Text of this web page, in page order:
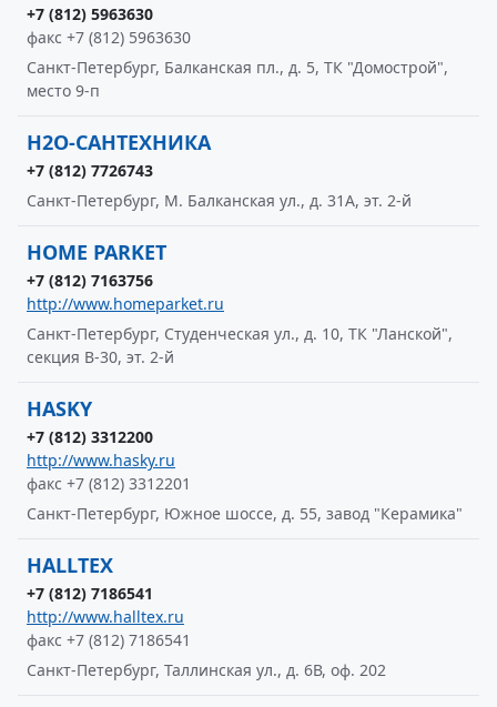
+7 (812) 5963630
факс +7 (812) 5963630
Санкт-Петербург, Балканская пл., д. 5, ТК "Домострой",
место 9-п
H2O-САНТЕХНИКА
+7 (812) 7726743
Санкт-Петербург, М. Балканская ул., д. 31А, эт. 2-й
HOME PARKET
+7 (812) 7163756
http://www.homeparket.ru
Санкт-Петербург, Студенческая ул., д. 10, ТК "Ланской",
секция В-30, эт. 2-й
HASKY
+7 (812) 3312200
http://www.hasky.ru
факс +7 (812) 3312201
Санкт-Петербург, Южное шоссе, д. 55, завод "Керамика"
HALLTEX
+7 (812) 7186541
http://www.halltex.ru
факс +7 (812) 7186541
Санкт-Петербург, Таллинская ул., д. 6В, оф. 202